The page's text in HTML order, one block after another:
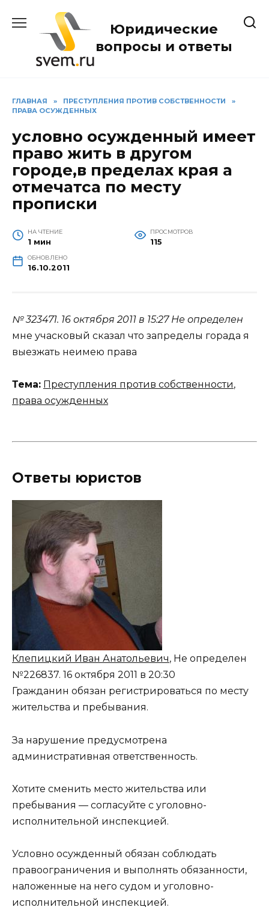
содержанию
Юридические
вопросы и ответы
ГЛАВНАЯ » ПРЕСТУПЛЕНИЯ ПРОТИВ СОБСТВЕННОСТИ
»
ПРАВА ОСУЖДЕННЫХ
условно осужденный имеет
право жить в другом
городе,в пределах края а
отмечатса по месту
прописки
НА ЧТЕНИЕ
1 мин
ПРОСМОТРОВ
115
ОБНОВЛЕНО
16.10.2011
№ 323471. 16 октября 2011 в 15:27 Не определен
мне учасковый сказал что запределы горада я
выезжать неимею права
Тема: Преступления против собственности,
права осужденных
Ответы юристов
Клепицкий Иван Анатольевич, Не определен
№226837. 16 октября 2011 в 20:30
Гражданин обязан регистрироваться по месту
жительства и пребывания.
За нарушение предусмотрена
административная ответственность.
Хотите сменить место жительства или
пребывания — согласуйте с уголовно-
исполнительной инспекцией.
Условно осужденный обязан соблюдать
правоограничения и выполнять обязанности,
наложенные на него судом и уголовно-
исполнительной инспекцией.